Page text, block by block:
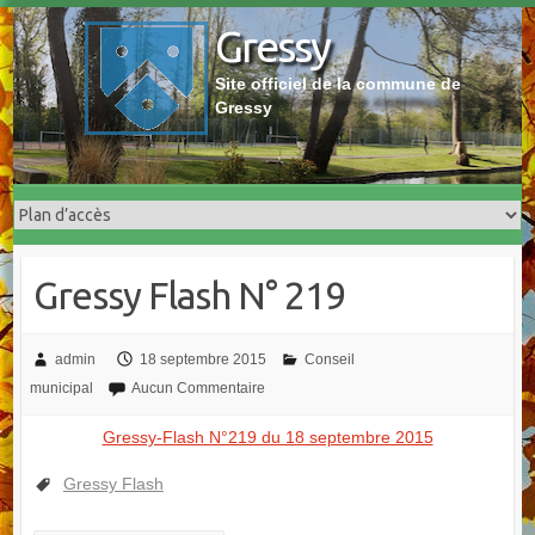
Skip
to
content
Gressy
Site officiel de la commune de
Gressy
Gressy Flash N° 219
admin 18 septembre 2015
Conseil
municipal
Aucun Commentaire
Gressy-Flash N°219 du 18 septembre 2015
Gressy Flash